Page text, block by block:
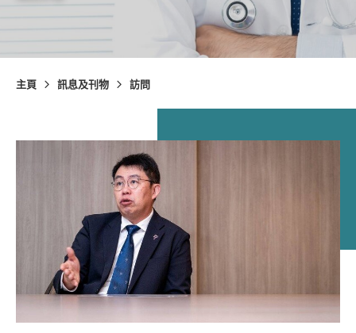
主頁 訊息及刊物 訪問